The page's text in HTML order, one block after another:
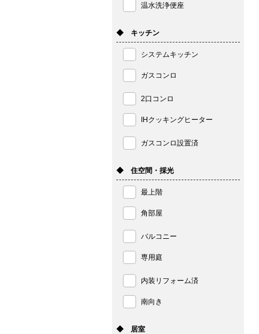
温水洗浄便座
◆ キッチン
システムキッチン
ガスコンロ
2口コンロ
IHクッキングヒーター
ガスコンロ設置済
◆ 住空間・採光
最上階
角部屋
バルコニー
専用庭
内装リフォーム済
南向き
◆ 居室